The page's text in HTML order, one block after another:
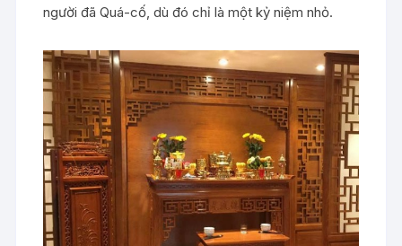
người đã Quá-cố, dù đó chỉ là một kỷ niệm nhỏ.